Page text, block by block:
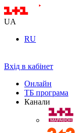
UA
RU
Вхід в кабінет
Онлайн
ТБ програма
Канали